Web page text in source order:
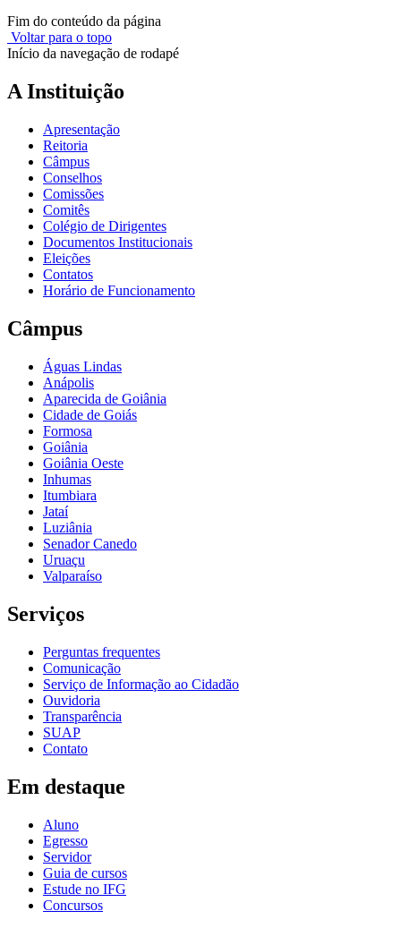
Fim do conteúdo da página
Voltar para o topo
Início da navegação de rodapé
A Instituição
Apresentação
Reitoria
Câmpus
Conselhos
Comissões
Comitês
Colégio de Dirigentes
Documentos Institucionais
Eleições
Contatos
Horário de Funcionamento
Câmpus
Águas Lindas
Anápolis
Aparecida de Goiânia
Cidade de Goiás
Formosa
Goiânia
Goiânia Oeste
Inhumas
Itumbiara
Jataí
Luziânia
Senador Canedo
Uruaçu
Valparaíso
Serviços
Perguntas frequentes
Comunicação
Serviço de Informação ao Cidadão
Ouvidoria
Transparência
SUAP
Contato
Em destaque
Aluno
Egresso
Servidor
Guia de cursos
Estude no IFG
Concursos